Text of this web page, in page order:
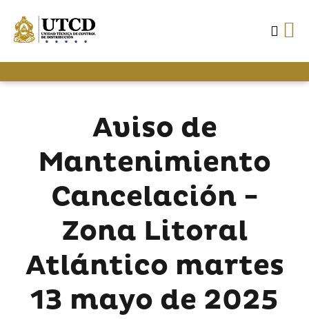
Aviso de
Mantenimiento
Cancelación -
Zona Litoral
Atlántico martes
13 mayo de 2025